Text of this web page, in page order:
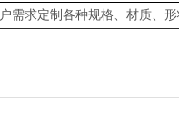
需求定制各种规格、材质、